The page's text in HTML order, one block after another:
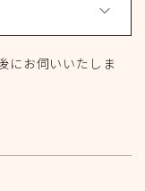
にお伺いいたしま